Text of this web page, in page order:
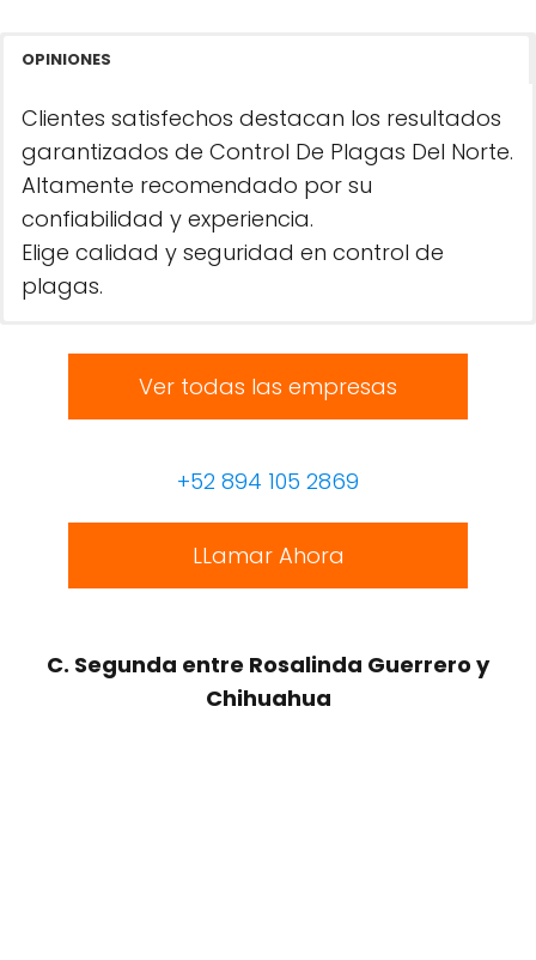
OPINIONES
Clientes satisfechos destacan los resultados
garantizados de Control De Plagas Del Norte.
Altamente recomendado por su
confiabilidad y experiencia.
Elige calidad y seguridad en control de
plagas.
Ver todas las empresas
+52 894 105 2869
LLamar Ahora
C. Segunda entre Rosalinda Guerrero y
Chihuahua